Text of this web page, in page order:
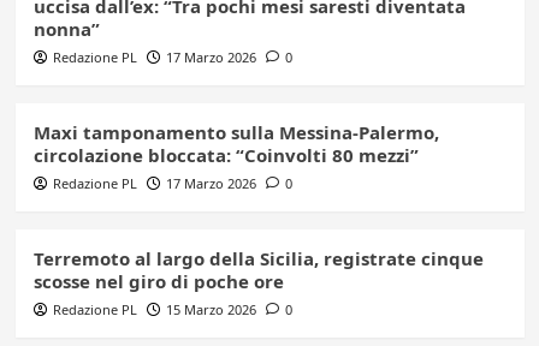
uccisa dall’ex: “Tra pochi mesi saresti diventata
nonna”
Redazione PL 17 Marzo 2026 0
Maxi tamponamento sulla Messina-Palermo,
circolazione bloccata: “Coinvolti 80 mezzi”
Redazione PL 17 Marzo 2026 0
Terremoto al largo della Sicilia, registrate cinque
scosse nel giro di poche ore
Redazione PL 15 Marzo 2026 0